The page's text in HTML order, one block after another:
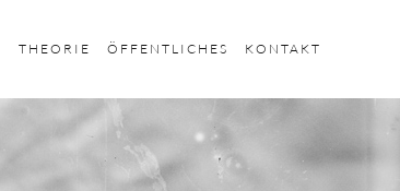
THEORIE ÖFFENTLICHES KONTAKT